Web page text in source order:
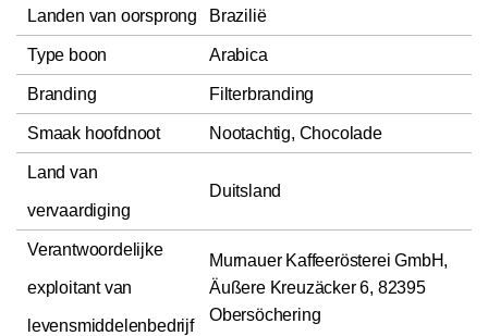
Landen van oorsprong Brazilië
Type boon Arabica
Branding Filterbranding
Smaak hoofdnoot Nootachtig, Chocolade
Land van
vervaardiging
Duitsland
Verantwoordelijke
exploitant van
levensmiddelenbedrijf
Murnauer Kaffeerösterei GmbH,
Äußere Kreuzäcker 6, 82395
Obersöchering